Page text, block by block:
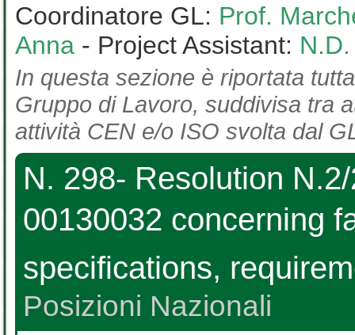
Coordinatore GL: Prof.
Anna - Project Assistant: N.D.
In questa sezione è riportata
Gruppo di Lavoro, suddivisa tra
attività CEN e/o ISO svolta dal
N. 298- Resolution
00130032 concerning
specifications,
Posizioni Nazionali